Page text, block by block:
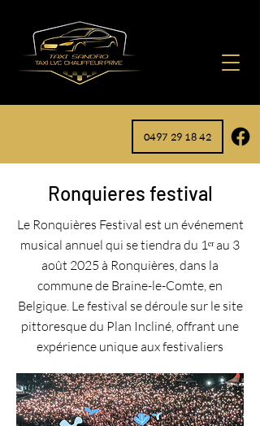
0497 29 18 42
Ronquieres festival
​Le Ronquières Festival est un événement
musical annuel qui se tiendra du 1ᵉʳ au 3
août 2025 à Ronquières, dans la
commune de Braine-le-Comte, en
Belgique. Le festival se déroule sur le site
pittoresque du Plan Incliné, offrant une
expérience unique aux festivaliers